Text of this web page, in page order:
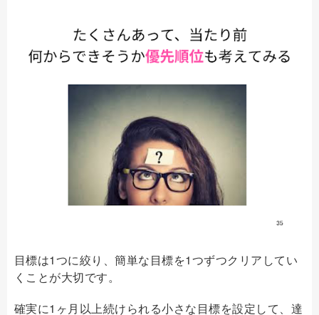
目標は1つに絞り、簡単な目標を1つずつクリアしてい
くことが大切です。
確実に1ヶ月以上続けられる小さな目標を設定して、達